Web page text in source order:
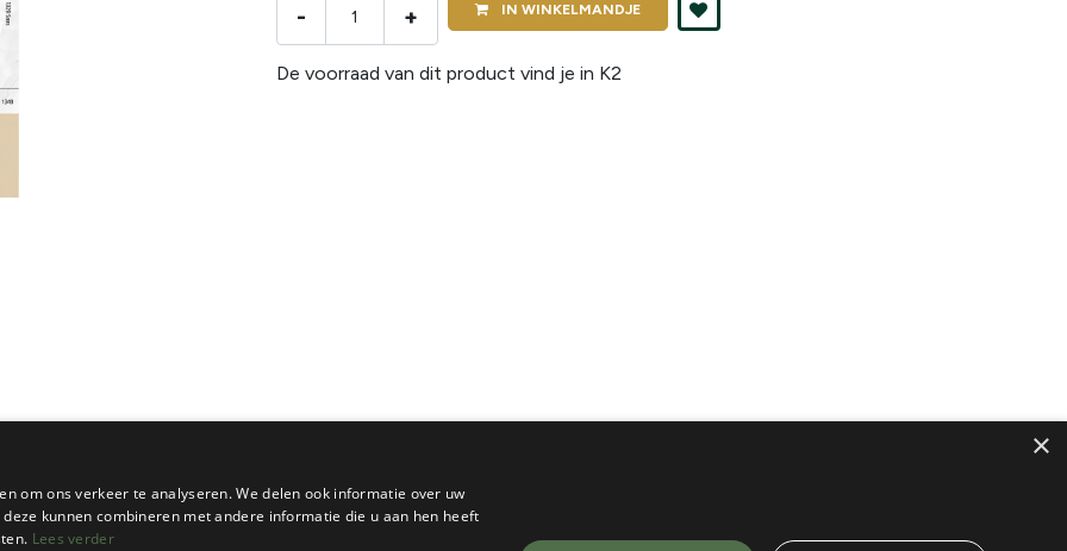
- + IN WINKELMANDJE
De voorraad van dit product vind je in K2
×
om ons verkeer te analyseren. We delen ook informatie over uw
kunnen combineren met andere informatie die u aan hen heeft
Lees verder